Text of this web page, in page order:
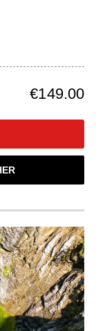
€149.00